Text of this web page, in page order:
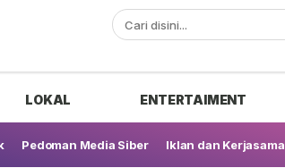
LOKAL ENTERTAIMENT
Pedoman Media Siber Iklan dan Kerjasama